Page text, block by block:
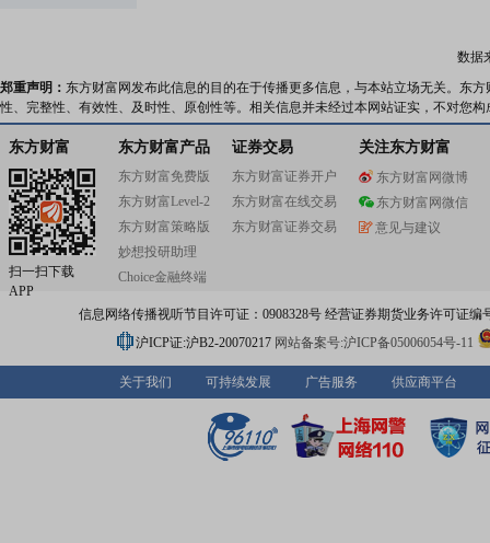
数据
郑重声明： 东方财富网发布此信息的目的在于传播更多信息，与本站立场无关。东
性、完整性、有效性、及时性、原创性等。相关信息并未经过本网站证实，不对您
东方财富
扫一扫下载
APP
东方财富产品
东方财富免费版
东方财富Level-2
东方财富策略版
妙想投研助理
Choice金融终端
证券交易
东方财富证券开户
东方财富在线交易
东方财富证券交易
关注东方财富
东方财富网微博
东方财富网微信
意见与建议
信息网络传播视听节目许可证：0908328号 经营证券期货业务许可证编
沪ICP证:沪B2-20070217 网站备案号:沪ICP备05006054号-11
关于我们 可持续发展 广告服务 供应商平台